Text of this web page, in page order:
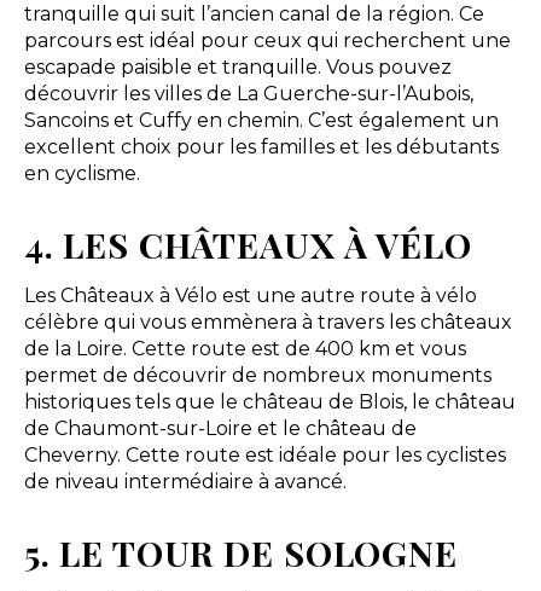
tranquille qui suit l’ancien canal de la région. Ce
parcours est idéal pour ceux qui recherchent une
escapade paisible et tranquille. Vous pouvez
découvrir les villes de La Guerche-sur-l’Aubois,
Sancoins et Cuffy en chemin. C’est également un
excellent choix pour les familles et les débutants
en cyclisme.
4. LES CHÂTEAUX À VÉLO
Les Châteaux à Vélo est une autre route à vélo
célèbre qui vous emmènera à travers les châteaux
de la Loire. Cette route est de 400 km et vous
permet de découvrir de nombreux monuments
historiques tels que le château de Blois, le château
de Chaumont-sur-Loire et le château de
Cheverny. Cette route est idéale pour les cyclistes
de niveau intermédiaire à avancé.
5. LE TOUR DE SOLOGNE